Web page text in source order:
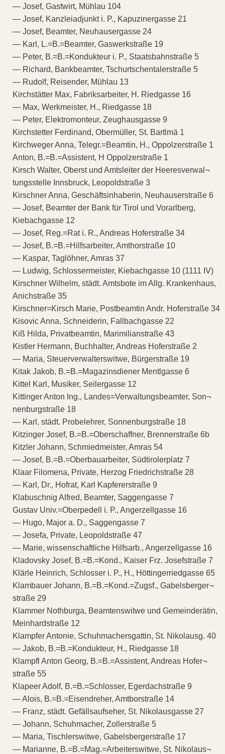
— Josef, Gastwirt, Mühlau 104
— Josef, Kanzleiadjunkt i. P., Kapuzinergasse 21
— Josef, Beamter, Neuhausergasse 24
— Karl, L.=B.=Beamter, Gaswerkstraße 19
— Peter, B.=B.=Kondukteur i. P., Staatsbahnstraße 5
— Richard, Bankbeamter, Tschurtschentalerstraße 5
— Rudolf, Reisender, Mühlau 13
Kirchstätter Max, Fabriksarbeiter, H. Riedgasse 16
— Max, Werkmeister, H., Riedgasse 18
— Peter, Elektromonteur, Zeughausgasse 9
Kirchstetter Ferdinand, Obermüller, St. Bartlmä 1
Kirchweger Anna, Telegr.=Beamtin, H., Oppolzerstraße 1
Anton, B.=B.=Assistent, H Oppolzerstraße 1
Kirsch Walter, Oberst und Amtsleiter der Heeresverwal¬
tungsstelle Innsbruck, Leopoldstraße 3
Kirschner Anna, Geschäftsinhaberin, Neuhauserstraße 6
— Josef, Beamter der Bank für Tirol und Vorarlberg,
Kiebachgasse 12
— Josef, Reg.=Rat i. R., Andreas Hoferstraße 34
— Josef, B.=B.=Hilfsarbeiter, Amthorstraße 10
— Kaspar, Taglöhner, Amras 37
— Ludwig, Schlossermeister, Kiebachgasse 10 (1111 IV)
Kirschner Wilhelm, städt. Amtsbote im Allg. Krankenhaus,
Anichstraße 35
Kirschner=Kirsch Marie, Postbeamtin Andr. Hoferstraße 34
Kisovic Anna, Schneiderin, Fallbachgasse 22
Kiß Hilda, Privatbeamtin, Marimilianstraße 43
Kistler Hermann, Buchhalter, Andreas Hoferstraße 2
— Maria, Steuerverwalterswitwe, Bürgerstraße 19
Kitak Jakob, B.=B.=Magazinsdiener Mentlgasse 6
Kittel Karl, Musiker, Seilergasse 12
Kittinger Anton Ing., Landes=Verwaltungsbeamter, Son¬
nenburgstraße 18
— Karl, städt. Probelehrer, Sonnenburgstraße 18
Kitzinger Josef, B.=B.=Oberschaffner, Brennerstraße 6b
Kitzler Johann, Schmiedmeister, Amras 54
— Josef, B.=B.=Oberbauarbeiter, Südtirolerplatz 7
Klaar Filomena, Private, Herzog Friedrichstraße 28
— Karl, Dr., Hofrat, Karl Kapfererstraße 9
Klabuschnig Alfred, Beamter, Saggengasse 7
Gustav Univ.=Oberpedell i. P., Angerzellgasse 16
— Hugo, Major a. D., Saggengasse 7
— Josefa, Private, Leopoldstraße 47
— Marie, wissenschaftliche Hilfsarb., Angerzellgasse 16
Kladovsky Josef, B.=B.=Kond., Kaiser Frz. Josefstraße 7
Klärle Heinrich, Schlosser i. P., H., Höttingerriedgasse 65
Klambauer Johann, B.=B.=Kond.=Zugsf., Gabelsberger¬
straße 29
Klammer Nothburga, Beamtenswitwe und Gemeinderätin,
Meinhardstraße 12
Klampfer Antonie, Schuhmachersgattin, St. Nikolausg. 40
— Jakob, B.=B.=Kondukteur, H., Riedgasse 18
Klampfl Anton Georg, B.=B.=Assistent, Andreas Hofer¬
straße 55
Klapeer Adolf, B.=B.=Schlosser, Egerdachstraße 9
— Alois, B.=B.=Eisendreher, Amtborstraße 14
— Franz, städt. Gefällsaufseher, St. Nikolausgasse 27
— Johann, Schuhmacher, Zollerstraße 5
— Maria, Tischlerswitwe, Gabelsbergerstraße 17
— Marianne, B.=B.=Mag.=Arbeiterswitwe, St. Nikolaus¬